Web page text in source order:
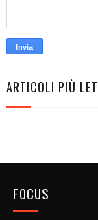
ARTICOLI PIÙ
FOCUS